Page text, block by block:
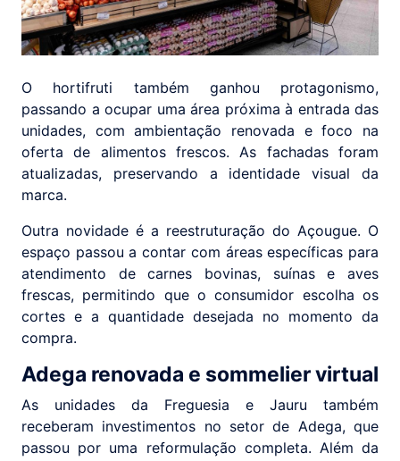
O hortifruti também ganhou protagonismo,
passando a ocupar uma área próxima à entrada das
unidades, com ambientação renovada e foco na
oferta de alimentos frescos. As fachadas foram
atualizadas, preservando a identidade visual da
marca.
Outra novidade é a reestruturação do Açougue. O
espaço passou a contar com áreas específicas para
atendimento de carnes bovinas, suínas e aves
frescas, permitindo que o consumidor escolha os
cortes e a quantidade desejada no momento da
compra.
Adega renovada e sommelier virtual
As unidades da Freguesia e Jauru também
receberam investimentos no setor de Adega, que
passou por uma reformulação completa. Além da